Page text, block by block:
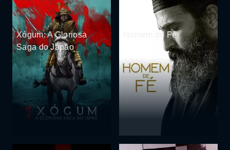
Xógum: A Gloriosa
Saga do Japão
Homem de Fé